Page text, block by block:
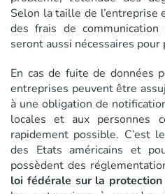
Selon la taille de l’entreprise
des frais de
seront aussi nécessaires
En cas de fuite de données
entreprises peuvent être
à une obligation de
locales et aux personnes
rapidement possible. C’est
des Etats américains et
possèdent des
loi fédérale sur la protection